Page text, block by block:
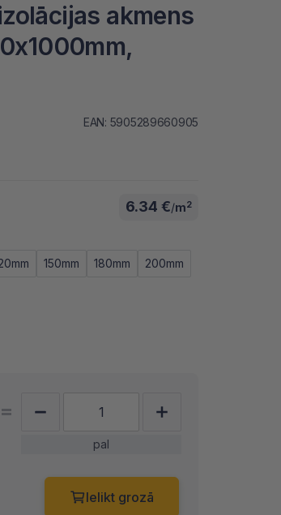
akmens
EAN: 5905289660905
6.34 €/m2
150mm 180mm 200mm
pal
Ielikt grozā